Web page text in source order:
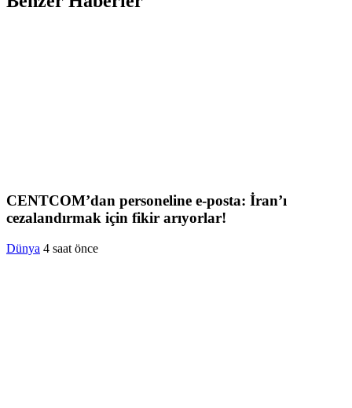
CENTCOM’dan personeline e-posta: İran’ı
cezalandırmak için fikir arıyorlar!
Dünya 4 saat önce